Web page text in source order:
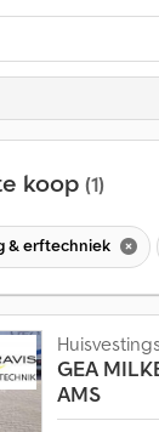
koop (1)
& erftechniek
GEA
AMS